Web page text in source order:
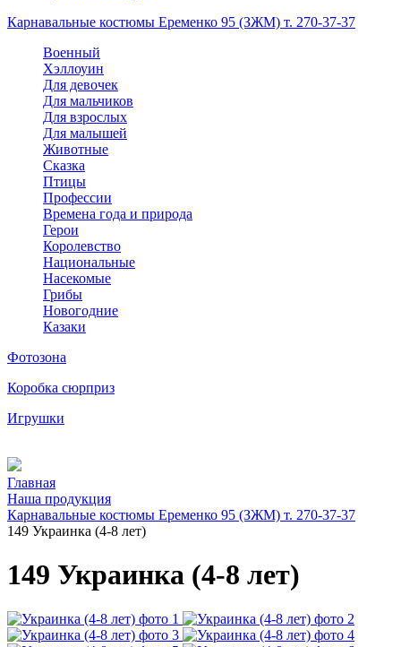
Карнавальные костюмы Еременко 95 (ЗЖМ) т. 270-37-37
Военный
Хэллоуин
Для девочек
Для мальчиков
Для взрослых
Для малышей
Животные
Сказка
Птицы
Профессии
Времена года и природа
Герои
Королевство
Национальные
Насекомые
Грибы
Новогодние
Казаки
Фотозона
Коробка сюрприз
Игрушки
Главная
Наша продукция
Карнавальные костюмы Еременко 95 (ЗЖМ) т. 270-37-37
149 Украинка (4-8 лет)
149 Украинка (4-8 лет)